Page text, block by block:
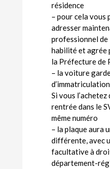
résidence
– pour cela vous
adresser
professionnel de
habilité et agrée
la Préfecture de
– la voiture
Si vous l’achetez
rentrée dans le
même numéro
– la plaque aura
différente, avec
facultative à
département-